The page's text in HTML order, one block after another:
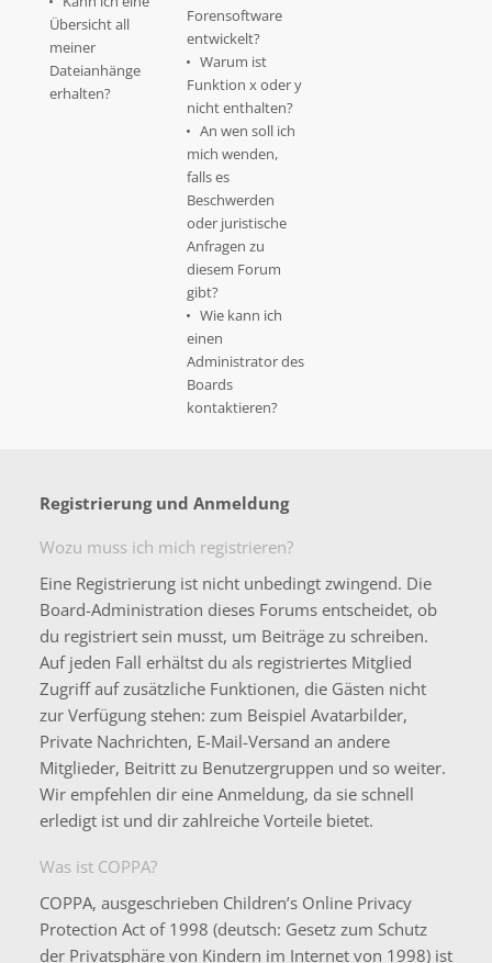
Übersicht all
meiner
Dateianhänge
erhalten?
Forensoftware
entwickelt?
Warum ist
Funktion x oder y
nicht enthalten?
An wen soll ich
mich wenden,
falls es
Beschwerden
oder juristische
Anfragen zu
diesem Forum
gibt?
Wie kann ich
einen
Administrator des
Boards
kontaktieren?
Registrierung und Anmeldung
Wozu muss ich mich registrieren?
Eine Registrierung ist nicht unbedingt zwingend. Die
Board-Administration dieses Forums entscheidet, ob
du registriert sein musst, um Beiträge zu schreiben.
Auf jeden Fall erhältst du als registriertes Mitglied
Zugriff auf zusätzliche Funktionen, die Gästen nicht
zur Verfügung stehen: zum Beispiel Avatarbilder,
Private Nachrichten, E-Mail-Versand an andere
Mitglieder, Beitritt zu Benutzergruppen und so weiter.
Wir empfehlen dir eine Anmeldung, da sie schnell
erledigt ist und dir zahlreiche Vorteile bietet.
Was ist COPPA?
COPPA, ausgeschrieben Children’s Online Privacy
Protection Act of 1998 (deutsch: Gesetz zum Schutz
der Privatsphäre von Kindern im Internet von 1998) ist